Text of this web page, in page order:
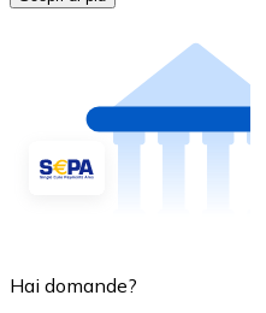
Hai domande?